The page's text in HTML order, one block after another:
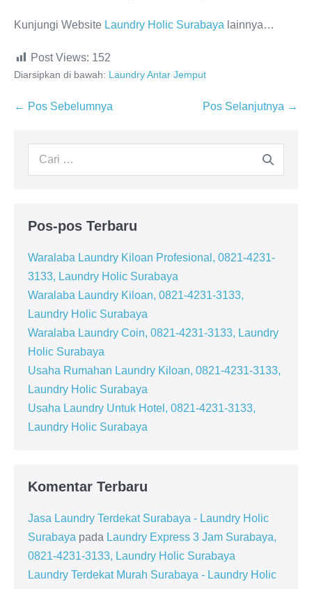
Kunjungi Website Laundry Holic Surabaya lainnya…
Post Views: 152
Diarsipkan di bawah: Laundry Antar Jemput
Navigasi
← Pos Sebelumnya Pos Selanjutnya →
Pencarian
Pos-pos Terbaru
Waralaba Laundry Kiloan Profesional, 0821-4231-
3133, Laundry Holic Surabaya
Waralaba Laundry Kiloan, 0821-4231-3133,
Laundry Holic Surabaya
Waralaba Laundry Coin, 0821-4231-3133, Laundry
Holic Surabaya
Usaha Rumahan Laundry Kiloan, 0821-4231-3133,
Laundry Holic Surabaya
Usaha Laundry Untuk Hotel, 0821-4231-3133,
Laundry Holic Surabaya
Komentar Terbaru
Jasa Laundry Terdekat Surabaya - Laundry Holic
Surabaya pada Laundry Express 3 Jam Surabaya,
0821-4231-3133, Laundry Holic Surabaya
Laundry Terdekat Murah Surabaya - Laundry Holic